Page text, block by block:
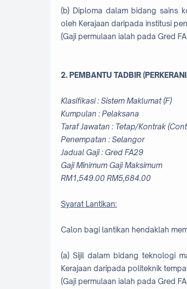
(b) Diploma dalam bidang sains
oleh Kerajaan daripada institusi
(Gaji permulaan ialah pada Gred
2. PEMBANTU TADBIR
Klasifikasi : Sistem Maklumat (F)
Kumpulan : Pelaksana
Taraf Jawatan : Tetap/Kontrak
Penempatan : Selangor
Jadual Gaji : Gred FA29
Gaji Minimum Gaji Maksimum
RM1,549.00 RM5,684.00
Syarat Lantikan:
Calon bagi lantikan hendaklah
(a) Sijil dalam bidang teknologi
Kerajaan daripada politeknik
(Gaji permulaan ialah pada Gred